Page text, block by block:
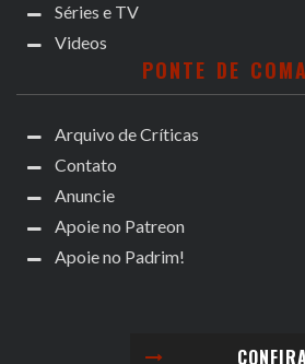
Séries e TV
Videos
PONTE DE
Arquivo de Críticas
Contato
Anuncie
Apoie no Patreon
Apoie no Padrim!